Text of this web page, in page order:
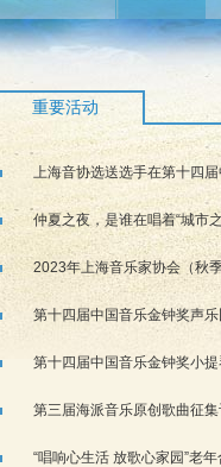
重要活动
上海音协选送选手在第十四
仲夏之夜，是谁在唱着“城市
2023年上海音乐家协会（秋
第十四届中国音乐金钟奖声
第十四届中国音乐金钟奖小
第三届海派音乐原创歌曲征
“唱响心生活 放歌心家园”老